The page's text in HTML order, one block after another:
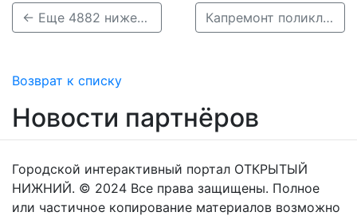
← Еще 4882 нижегородца заразились коронавирусом за сутки Капремонт поликлиники на Московском шоссе завершился в Нижнем Новгороде →
Возврат к списку
Новости партнёров
Городской интерактивный портал ОТКРЫТЫЙ
НИЖНИЙ. © 2024 Все права защищены. Полное
или частичное копирование материалов возможно